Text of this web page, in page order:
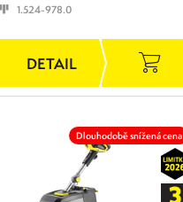
1.524-978.0
Dlouhodobě snížená cena